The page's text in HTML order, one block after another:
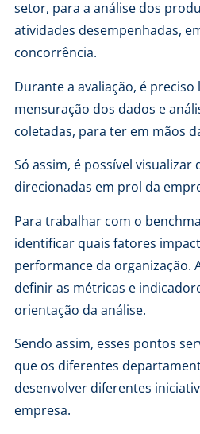
setor, para a análise dos
atividades desempenhadas,
concorrência.
Durante a avaliação, é preciso
mensuração dos dados e
coletadas, para ter em mãos
Só assim, é possível visualizar
direcionadas em prol da
Para trabalhar com o
identificar quais fatores
performance da organização.
definir as métricas e
orientação da análise.
Sendo assim, esses pontos
que os diferentes
desenvolver diferentes
empresa.